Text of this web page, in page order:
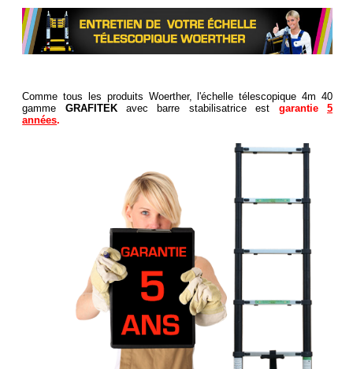
Comme tous les produits Woerther,
l'échelle télescopique 4m 40
gamme GRAFITEKavec barre stabilisatrice est garantie5
années.